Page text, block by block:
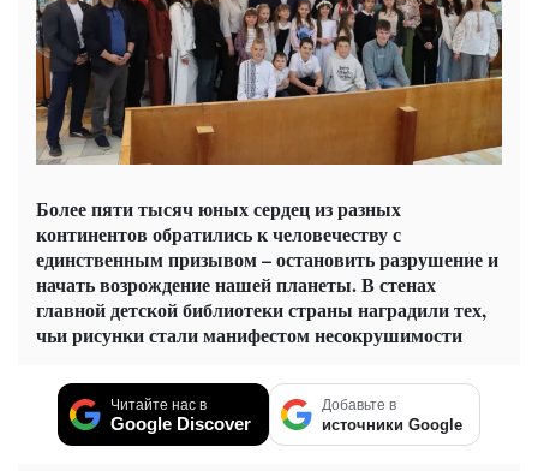
Более пяти тысяч юных сердец из разных
континентов обратились к человечеству с
единственным призывом – остановить разрушение и
начать возрождение нашей планеты. В стенах
главной детской библиотеки страны наградили тех,
чьи рисунки стали манифестом несокрушимости
Читайте нас в
Google Discover
Добавьте в
источники Google